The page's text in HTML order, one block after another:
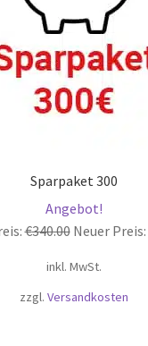
Sparpaket 300
Angebot!
€340.00
war:
€340.00
Neuer Preis:
inkl. MwSt.
zzgl. Versandkosten